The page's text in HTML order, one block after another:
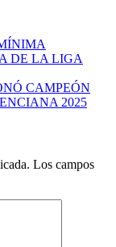
DE LA LIGA
CAMPEÓN
2025
Los campos